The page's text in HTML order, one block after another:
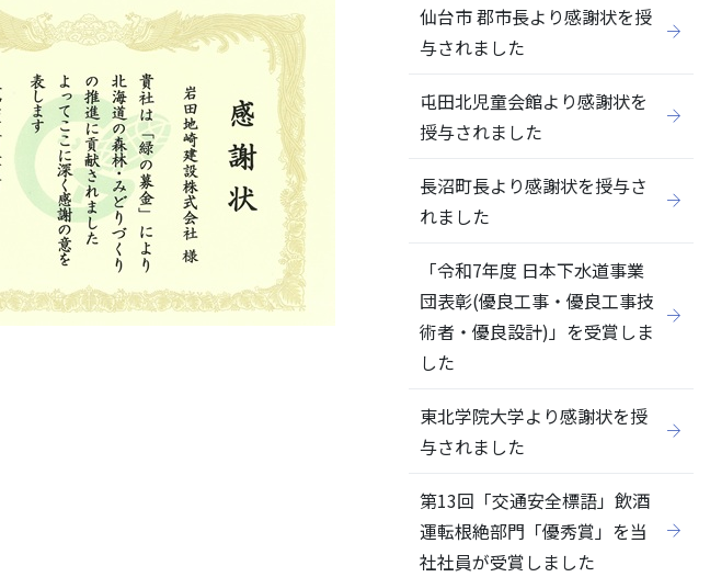
仙台市 郡市長より感謝状を授
与されました
屯田北児童会館より感謝状を
授与されました
長沼町長より感謝状を授与さ
れました
「令和7年度 日本下水道事業
団表彰(優良工事・優良工事技
術者・優良設計)」を受賞しま
した
東北学院大学より感謝状を授
与されました
第13回「交通安全標語」飲酒
運転根絶部門「優秀賞」を当
社社員が受賞しました